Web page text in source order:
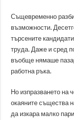
Същевременно
възможности.
търсените
труда. Даже и сред
въобще нямаше
работна ръка.
Но изпразването на
окаяните същества
да изкара малко